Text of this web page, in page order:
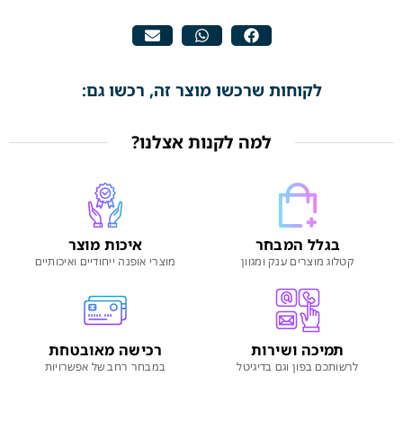
לקוחות שרכשו מוצר זה, רכשו גם:
למה לקנות אצלנו?
בגלל המבחר
קטלוג מוצרים ענק ומגוון
איכות מוצר
מוצרי אופנה ייחודיים ואיכותיים
תמיכה ושירות
לרשותכם בפון וגם בדיגיטל
רכישה מאובטחת
במבחר רחב של אפשרויות